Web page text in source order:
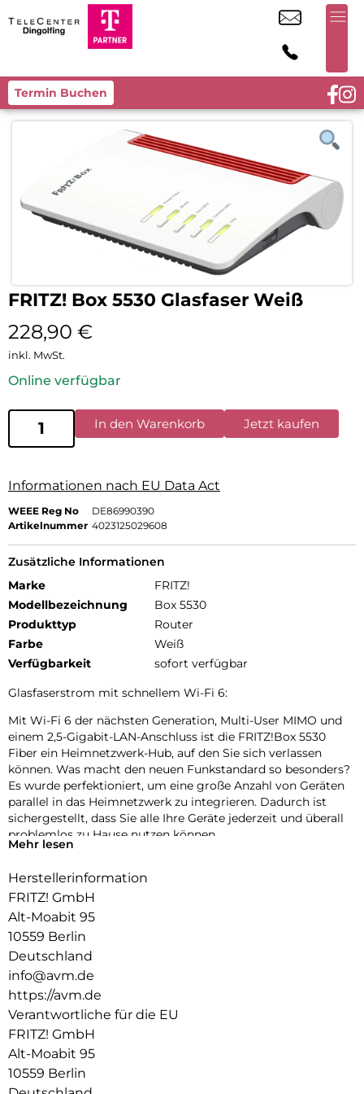
Termin Buchen
FRITZ! Box 5530 Glasfaser Weiß
228,90 €
inkl. MwSt.
Online verfügbar
In den Warenkorb Jetzt kaufen
Informationen nach EU Data Act
WEEE Reg No
DE86990390
Artikelnummer 4023125029608
Zusätzliche Informationen
Marke
FRITZ!
Modellbezeichnung
Box 5530
Produkttyp
Router
Farbe
Weiß
Verfügbarkeit
sofort verfügbar
Glasfaserstrom mit schnellem Wi-Fi 6:
Mit Wi-Fi 6 der nächsten Generation, Multi-User MIMO und
einem 2,5-Gigabit-LAN-Anschluss ist die FRITZ!Box 5530
Fiber ein Heimnetzwerk-Hub, auf den Sie sich verlassen
können. Was macht den neuen Funkstandard so besonders?
Es wurde perfektioniert, um eine große Anzahl von Geräten
parallel in das Heimnetzwerk zu integrieren. Dadurch ist
sichergestellt, dass Sie alle Ihre Geräte jederzeit und überall
problemlos zu Hause nutzen können.
Die FRITZ!Box 5530 Fiber unterstützt Mesh-WLAN, sodass
Ihre Videos, Musik und Fotos nahtlos in jeden Winkel Ihres
Zuhauses, Ihrer Wohnung oder Ihres Büros gelangen. Wie
funktioniert es? Der FRITZ! Geräte arbeiten als Teil eines
einzigen Netzwerks zusammen, kommunizieren miteinander
und optimieren die drahtlose Geräte- und Netzwerknutzung.
Mit Mesh genießen Sie hohe Geschwindigkeiten beim Surfen,
Streamen oder Gaming. Anstatt auf atemberaubendes HD-
Fernsehen und Ihre Lieblingsmusik zu warten, warten Ihre
Medien auf Sie.
Direkt an jeden Glasfaseranschluss:
Mehr lesen
Herstellerinformation
FRITZ! GmbH
Alt-Moabit 95
10559 Berlin
Deutschland
info@avm.de
https://avm.de
Verantwortliche für die EU
FRITZ! GmbH
Alt-Moabit 95
10559 Berlin